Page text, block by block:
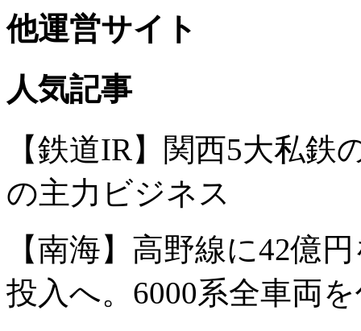
他運営サイト
人気記事
【鉄道IR】関西5大私
の主力ビジネス
【南海】高野線に42億
投入へ。6000系全車両